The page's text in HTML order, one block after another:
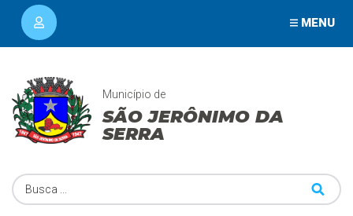
MENU
Município de
SÃO JERÔNIMO DA
SERRA